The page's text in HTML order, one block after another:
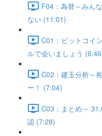
F04：為替～みん
ない (11:01)
C01：ビットコイ
ルで会いましょう
C02：建玉分析～
ー！ (7:04)
C03：まとめ～
認 (7:28)